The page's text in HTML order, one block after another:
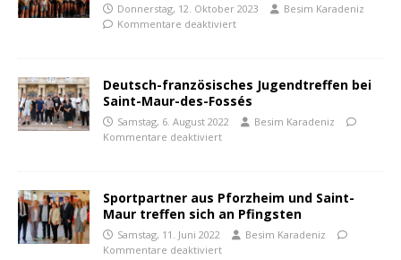
Donnerstag, 12. Oktober 2023
Besim Karadeniz
Kommentare deaktiviert
Deutsch-französisches Jugendtreffen bei
Saint-Maur-des-Fossés
Samstag, 6. August 2022
Besim Karadeniz
Kommentare deaktiviert
Sportpartner aus Pforzheim und Saint-
Maur treffen sich an Pfingsten
Samstag, 11. Juni 2022
Besim Karadeniz
Kommentare deaktiviert